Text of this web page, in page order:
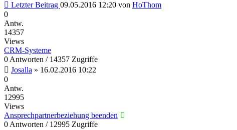
Letzter Beitrag 09.05.2016 12:20 von HoThom
0
Antw.
14357
Views
CRM-Systeme
0 Antworten / 14357 Zugriffe
Josalla » 16.02.2016 10:22
0
Antw.
12995
Views
Ansprechpartnerbeziehung beenden
0 Antworten / 12995 Zugriffe